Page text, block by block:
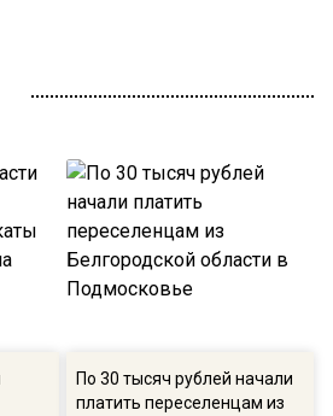
По 30 тысяч рублей начали
платить переселенцам из